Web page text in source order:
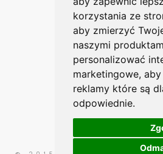
korzystania ze
aby zmierzyć
naszymi
personalizować
marketingowe,
reklamy które są
odpowiednie.